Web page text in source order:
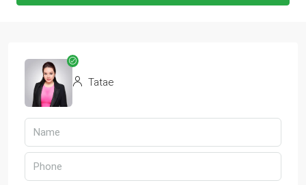
Tatae